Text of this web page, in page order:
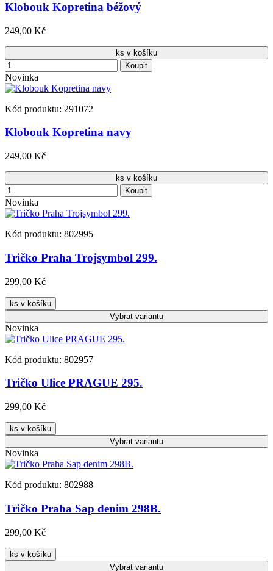
Klobouk Kopretina béžový
249,00 Kč
ks v košíku
Koupit
Novinka
Kód produktu: 291072
Klobouk Kopretina navy
249,00 Kč
ks v košíku
Koupit
Novinka
Kód produktu: 802995
Tričko Praha Trojsymbol 299.
299,00 Kč
ks v košíku
Vybrat variantu
Novinka
Kód produktu: 802957
Tričko Ulice PRAGUE 295.
299,00 Kč
ks v košíku
Vybrat variantu
Novinka
Kód produktu: 802988
Tričko Praha Sap denim 298B.
299,00 Kč
ks v košíku
Vybrat variantu